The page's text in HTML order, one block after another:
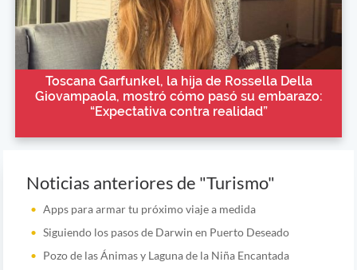
Toscana Garfunkel, la hija de Rossella Della
Giovampaola, mostró cómo pasó su embarazo:
“Expectativa contra realidad”
Noticias anteriores de "Turismo"
Apps para armar tu próximo viaje a medida
Siguiendo los pasos de Darwin en Puerto Deseado
Pozo de las Ánimas y Laguna de la Niña Encantada